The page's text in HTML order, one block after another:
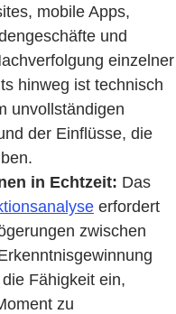
mobile Apps,
und
einzelner
hinweg ist technisch
unvollständigen
der Einflüsse, die
in Echtzeit: Das
erfordert
zwischen
Fähigkeit ein,
zu